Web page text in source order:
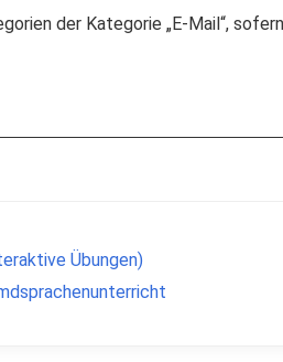
der Kategorie „E-Mail“,
Übungen)